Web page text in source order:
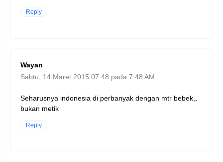
Reply
Wayan
Sabtu, 14 Maret 2015 07:48 pada 7:48 AM
Seharusnya indonesia di perbanyak dengan mtr bebek,,
bukan metik
Reply